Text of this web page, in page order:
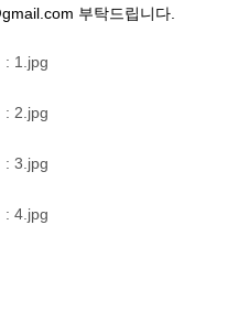
부탁드립니다.